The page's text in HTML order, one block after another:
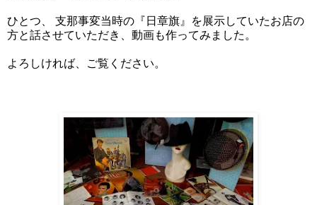
ひとつ、 支那事変当時の『日章旗』を展示していたお店の
方と話させていただき、動画も作ってみました。
よろしければ、ご覧ください。